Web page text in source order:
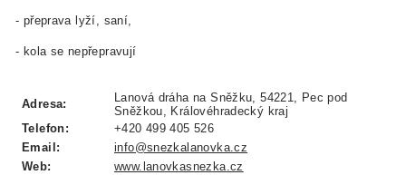
- přeprava lyží, saní,
- kola se nepřepravují
Adresa:
Lanová dráha na Sněžku, 54221, Pec pod
Sněžkou, Královéhradecký kraj
Telefon:
+420 499 405 526
Email:
info@snezkalanovka.cz
Web:
www.lanovkasnezka.cz